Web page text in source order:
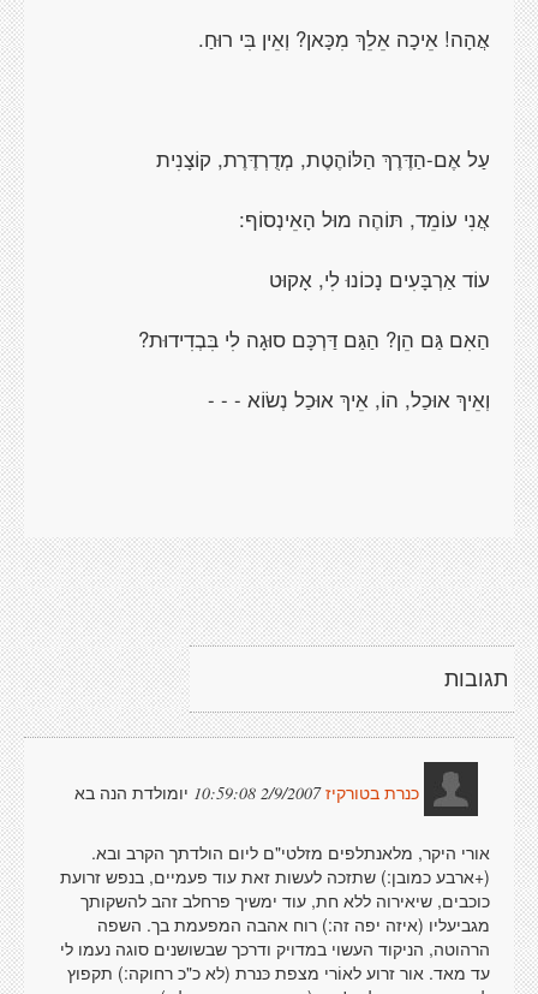
אֲהָה! אֵיכָה אֵלֵךְ מִכָּאן? וְאֵין בִּי רוּחַ.
עַל אֶם-הַדֶּרֶךְ הַלּוֹהֶטֶת, מְדֻרְדֶּרֶת, קוֹצָנִית
אֲנִי עוֹמֵד, תּוֹהֶה מוּל הָאֵינְסוֹף:
עוֹד אַרְבָּעִים נָכוֹנוּ לִי, אָקוּט
הַאִם גַּם הֵן? הַגַּם דַּרְכָּם סוּגָה לִי בִּבְדִידוּת?
וְאֵיךְ אוּכַל, הוֹ, אֵיךְ אוּכַל נְשׂוֹא - - -
תגובות
כנרת בטורקיז 2/9/2007 10:59:08 יומולדת הנה בא
אורי היקר, מלאנתלפים מזלטי"ם ליום הולדתך הקרב ובא.
(+ארבע כמובן:) שתזכה לעשות זאת עוד פעמיים, בנפש זרועת
כוכבים, שיאירוה ללא חת, עוד ימשיך פרחלב זהב להשקותך
מגביעליו (איזה יפה זה:) רוח אהבה המפעמת בך. השפה
הרהוטה, הניקוד העשוי במדויק ודרכך שבשושנים סוגה נעמו לי
עד מאד. אור זרוע לאוֹרי מצפת כּנרת (לא כ"כ רחוקה:) תקפוץ